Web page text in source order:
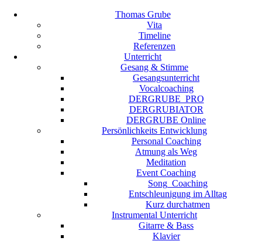
Thomas Grube
Vita
Timeline
Referenzen
Unterricht
Gesang & Stimme
Gesangsunterricht
Vocalcoaching
DERGRUBE_PRO
DERGRUBIATOR
DERGRUBE Online
Persönlichkeits Entwicklung
Personal Coaching
Atmung als Weg
Meditation
Event Coaching
Song_Coaching
Entschleunigung im Alltag
Kurz durchatmen
Instrumental Unterricht
Gitarre & Bass
Klavier